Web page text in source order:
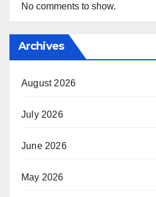
No comments to show.
Archives
August 2026
July 2026
June 2026
May 2026